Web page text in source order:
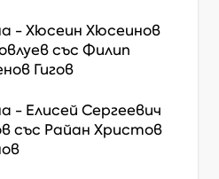
-Хюсеин Хюсеинов
със Филип
Гигов
- Елисей Сергеевич
със Райан Христов